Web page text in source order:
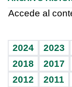
Vida y familia
Eñe
Celebrando la
BRV
TBT Deportivo
Ágora
Hecho en casa
Guía del dinero
Cumpleaños
Horóscopos
Accede al
2024 2023
2018
2017
2012
2011